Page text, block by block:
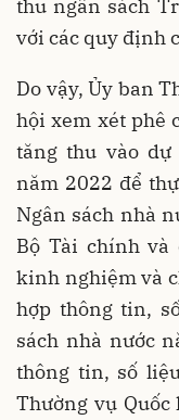
thu ngân sách
với các quy định
Do vậy, Ủy ban
hội xem xét phê
tăng thu vào
năm 2022 để
Ngân sách nhà
Bộ Tài chính và
kinh nghiệm và
hợp thông tin,
sách nhà nước
thông tin, số
Thường vụ